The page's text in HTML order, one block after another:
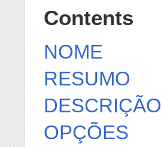
Contents
NOME
RESUMO
DESCRIÇÃO
OPÇÕES